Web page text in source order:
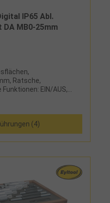
IP65 Abl.
DA MB0-25mm
Ratsche,
EIN/AUS,
Knopfzelle LR44 ,
mm mit Einstellmaß
(4)